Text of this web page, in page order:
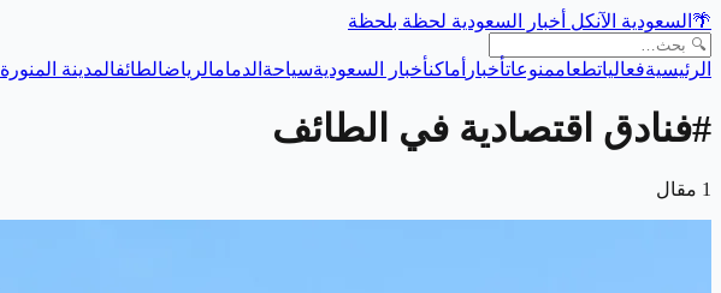
🌴 السعودية الآنكل أخبار السعودية لحظة بلحظة
الرئيسيةفعالياتطعاممنوعاتأخبار أماكنأخبار السعوديةسياحة الدمامالرياضالطائفالمدينة المنورة
#فنادق اقتصادية في الطائف
1 مقال